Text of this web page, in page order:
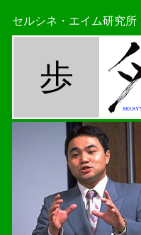
セルシネ・エイム研究所
歩